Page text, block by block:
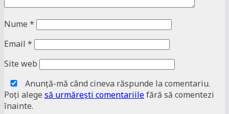
Nume *
Email *
Site web
Anunţă-mă când cineva răspunde la comentariu.
Poţi alege să urmăreşti comentariilefără să comentezi
înainte.